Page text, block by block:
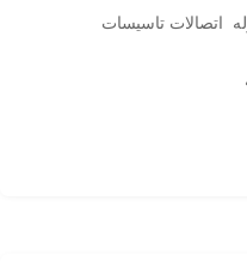
اتصالات تاسیسات